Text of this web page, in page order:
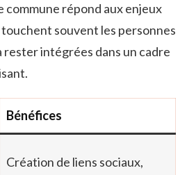
commune répond aux enjeux
touchent souvent les personnes
rester intégrées dans un cadre
Bénéfices
Création de liens sociaux,